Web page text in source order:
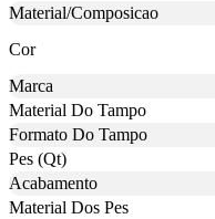
Material/Composicao
Cor
Marca
Material Do Tampo
Formato Do Tampo
Pes (Qt)
Acabamento
Material Dos Pes